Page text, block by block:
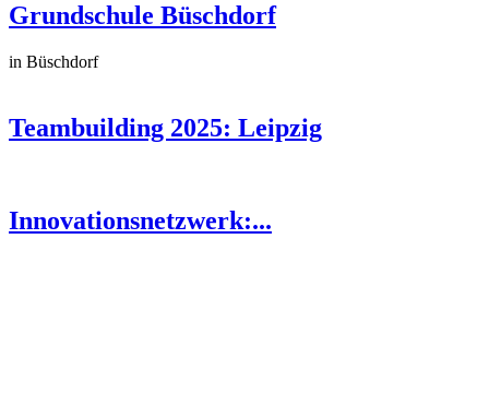
Grundschule Büschdorf
in Büschdorf
Teambuilding 2025: Leipzig
Innovationsnetzwerk:...